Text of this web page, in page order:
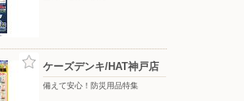
洋服の青山/生田川インター
ケーズデンキ/HAT神戸店
備えて安心！防災用品特集